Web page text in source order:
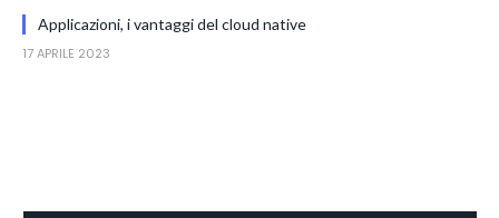
Applicazioni, i vantaggi del cloud native
17 APRILE 2023